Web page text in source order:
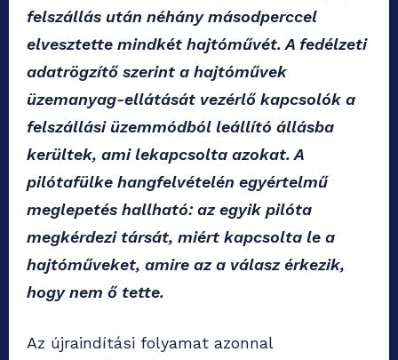
felszállás után néhány másodperccel
elvesztette mindkét hajtóművét. A fedélzeti
adatrögzítő szerint a hajtóművek
üzemanyag-ellátását vezérlő kapcsolók a
felszállási üzemmódból leállító állásba
kerültek, ami lekapcsolta azokat. A
pilótafülke hangfelvételén egyértelmű
meglepetés hallható: az egyik pilóta
megkérdezi társát, miért kapcsolta le a
hajtóműveket, amire az a válasz érkezik,
hogy nem ő tette.
Az újraindítási folyamat azonnal